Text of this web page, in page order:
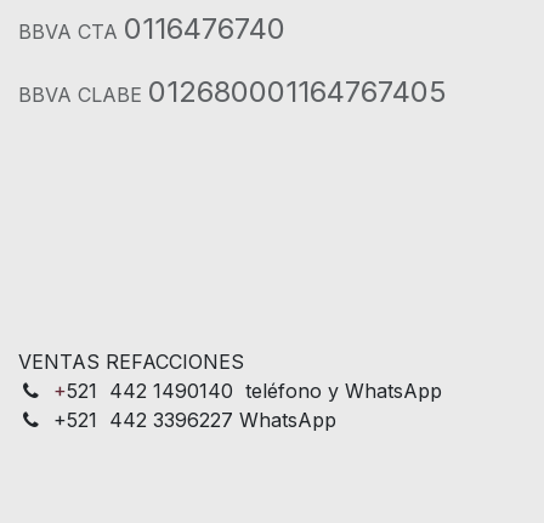
BBVA CTA 0116476740
BBVA CLABE 012680001164767405
VENTAS REFACCIONES
+521 442 1490140 teléfono y WhatsApp
+521 442 3396227 WhatsApp